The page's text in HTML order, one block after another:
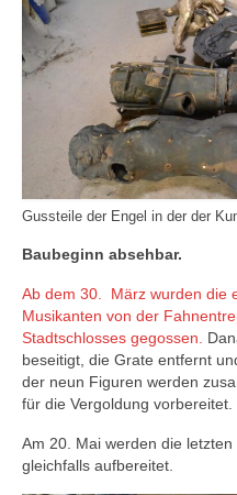
Gussteile der Engel in der der
Baubeginn absehbar.
Ab dem 30. März wurden die
Musikanten von der
Stadtschlosses gegossen.
beseitigt, die Grate entfernt
der neun Figuren werden
für die Vergoldung vorbereitet.
Am 20. Mai werden die
gleichfalls aufbereitet.